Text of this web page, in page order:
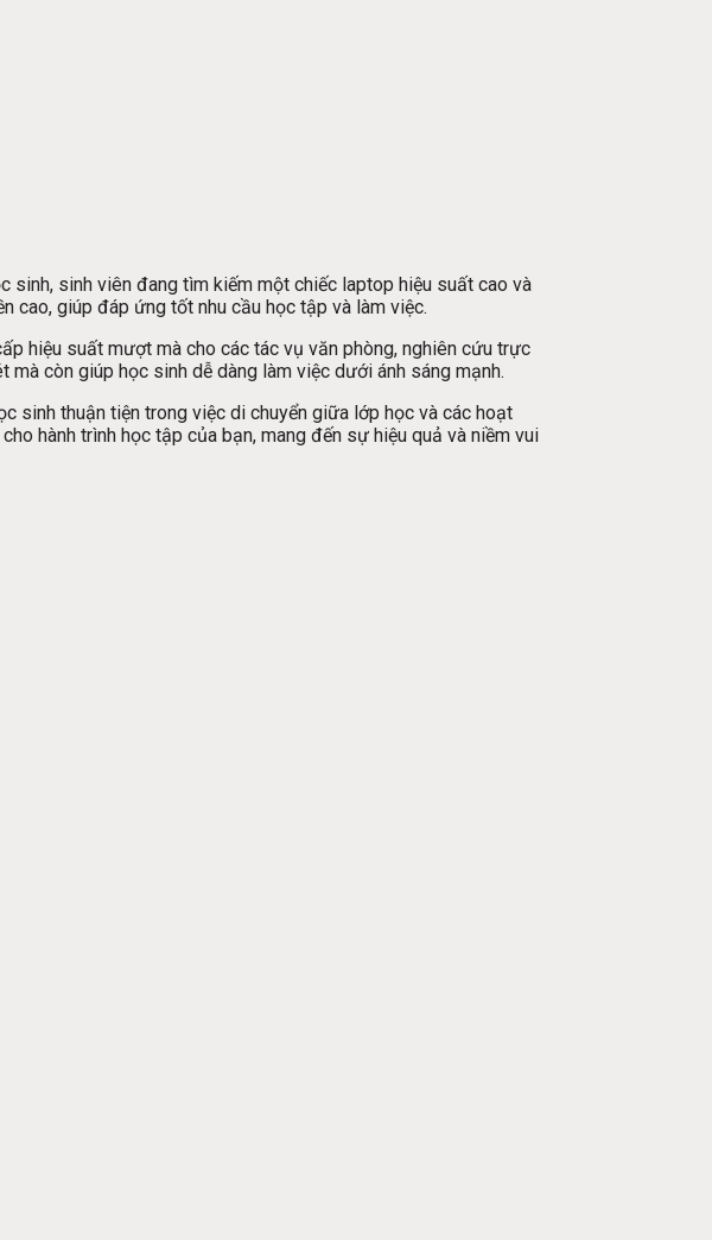
sinh, sinh viên đang tìm kiếm một chiếc laptop hiệu suất cao và
cao, giúp đáp ứng tốt nhu cầu học tập và làm việc.
hiệu suất mượt mà cho các tác vụ văn phòng, nghiên cứu trực
còn giúp học sinh dễ dàng làm việc dưới ánh sáng mạnh.
sinh thuận tiện trong việc di chuyển giữa lớp học và các hoạt
hành trình học tập của bạn, mang đến sự hiệu quả và niềm vui